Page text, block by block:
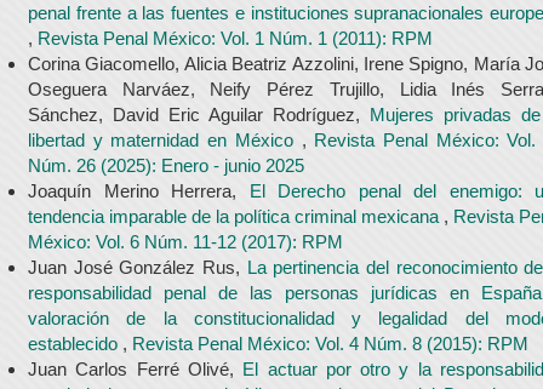
penal frente a las fuentes e instituciones supranacionales
, Revista Penal México: Vol. 1 Núm. 1 (2011): RPM
Corina Giacomello, Alicia Beatriz Azzolini, Irene Spigno, María
Oseguera Narváez, Neify Pérez Trujillo, Lidia Inés
Sánchez, David Eric Aguilar Rodríguez, Mujeres privadas
libertad y maternidad en México , Revista Penal México: Vol.
Núm. 26 (2025): Enero - junio 2025
Joaquín Merino Herrera, El Derecho penal del enemigo:
tendencia imparable de la política criminal mexicana , Revista
México: Vol. 6 Núm. 11-12 (2017): RPM
Juan José González Rus, La pertinencia del reconocimiento
responsabilidad penal de las personas jurídicas en
valoración de la constitucionalidad y legalidad del
establecido , Revista Penal México: Vol. 4 Núm. 8 (2015): RPM
Juan Carlos Ferré Olivé, El actuar por otro y la